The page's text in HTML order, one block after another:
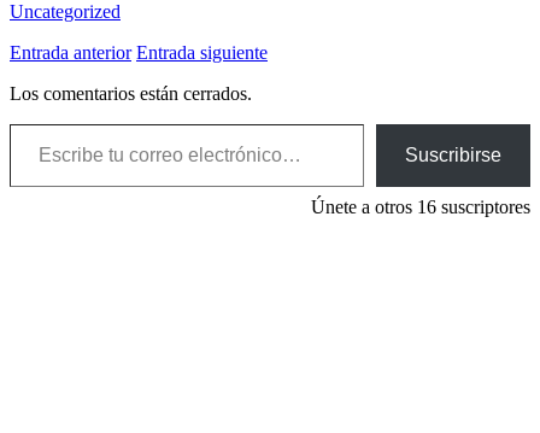
Uncategorized
Entrada anterior Entrada siguiente
Los comentarios están cerrados.
Escribe tu correo electrónico…
Suscribirse
Únete a otros 16 suscriptores